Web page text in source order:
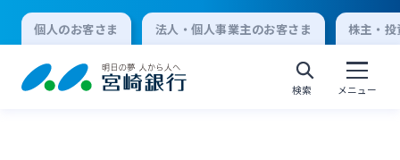
個人のお客さま 法人・個人事業主のお客さま 株主・
検索 メニュー